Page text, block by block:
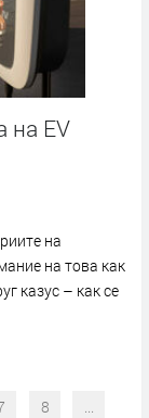
на EV
на
на това как
казус – как се
8 ...